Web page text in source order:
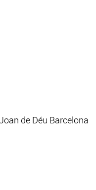
de Déu Barcelona